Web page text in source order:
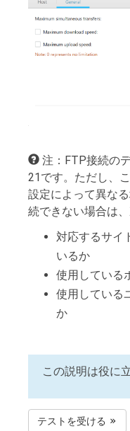
注：FTP接続の
21です。ただし、
設定によって異な
続できない場合は
対応するサイ
いるか
使用している
使用している
か
この説明は役に
テストを受ける